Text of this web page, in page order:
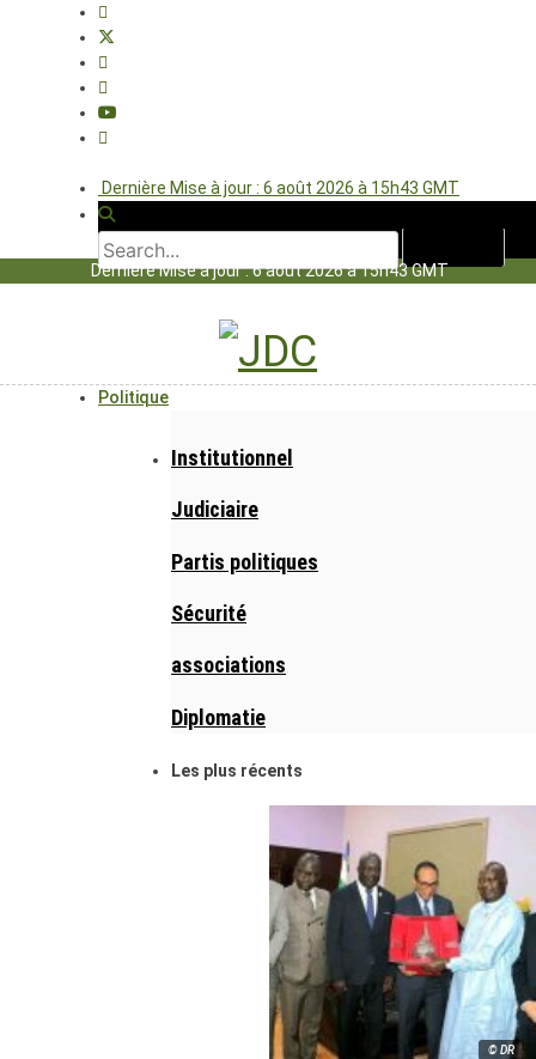
Dernière Mise à jour : 6 août 2026 à 15h43 GMT
Dernière Mise à jour : 6 août 2026 à 15h43 GMT
Politique
Institutionnel
Judiciaire
Partis politiques
Sécurité
associations
Diplomatie
Les plus récents
© DR